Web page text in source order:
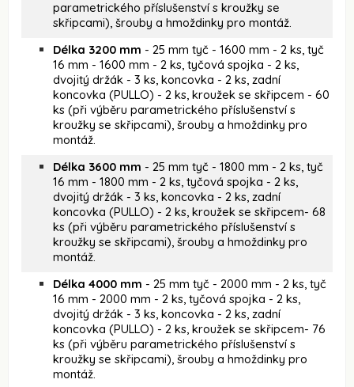
parametrického příslušenství s kroužky se
skřipcami), šrouby a hmoždinky pro montáž.
Délka 3200 mm - 25 mm tyč - 1600 mm - 2 ks, tyč
16 mm - 1600 mm - 2 ks, tyčová spojka - 2 ks,
dvojitý držák - 3 ks, koncovka - 2 ks, zadní
koncovka (PULLO) - 2 ks, kroužek se skřipcem - 60
ks (při výběru parametrického příslušenství s
kroužky se skřipcami), šrouby a hmoždinky pro
montáž.
Délka 3600 mm - 25 mm tyč - 1800 mm - 2 ks, tyč
16 mm - 1800 mm - 2 ks, tyčová spojka - 2 ks,
dvojitý držák - 3 ks, koncovka - 2 ks, zadní
koncovka (PULLO) - 2 ks, kroužek se skřipcem- 68
ks (při výběru parametrického příslušenství s
kroužky se skřipcami), šrouby a hmoždinky pro
montáž.
Délka 4000 mm - 25 mm tyč - 2000 mm - 2 ks, tyč
16 mm - 2000 mm - 2 ks, tyčová spojka - 2 ks,
dvojitý držák - 3 ks, koncovka - 2 ks, zadní
koncovka (PULLO) - 2 ks, kroužek se skřipcem- 76
ks (při výběru parametrického příslušenství s
kroužky se skřipcami), šrouby a hmoždinky pro
montáž.